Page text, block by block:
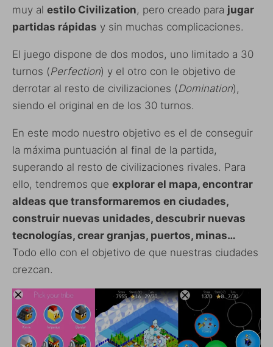
muy al estilo Civilization, pero creado para jugar
partidas rápidas y sin muchas complicaciones.
El juego dispone de dos modos, uno limitado a 30
turnos (Perfection) y el otro con le objetivo de
derrotar al resto de civilizaciones (Domination),
siendo el original en de los 30 turnos.
En este modo nuestro objetivo es el de conseguir
la máxima puntuación al final de la partida,
superando al resto de civilizaciones rivales. Para
ello, tendremos que explorar el mapa, encontrar
aldeas que transformaremos en ciudades,
construir nuevas unidades, descubrir nuevas
tecnologías, crear granjas, puertos, minas…
Todo ello con el objetivo de que nuestras ciudades
crezcan.